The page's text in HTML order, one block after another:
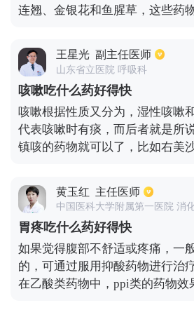
连翘、金银花和鱼腥草，这些药
着很好的抵抗作用。另外在生活
疗的方式来帮宝宝缓解咳嗽伴有
糖雪梨是比较受家里人喜爱的，
简单。
王星光 副主任医师
山东省立医院 呼吸科
咳嗽吃什么药好得快
咳嗽根据性质又分为，湿性咳嗽
代表咳嗽时有痰，而后者就是所
镇咳的药物就可以了，比如右美
随有痰，需要根据痰的性质和量
选择止咳化痰的药物或者抗生素
间不能够得到缓解，则需要去医
的指导下进行输液。咳嗽的种类
状的病因也有很多，在进行治疗
因，再做针对治疗。
黄玉红 主任医师
中国医科大学附属第一医院 消
胃疼吃什么药好得快
如果觉得腹部不舒适或疼痛，一
的，可通过服用抑酸药物进行治
在乙酸类药物中，ppi类的药物效